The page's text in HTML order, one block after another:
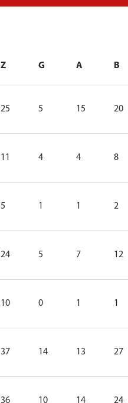
Z G A B
25 5 15 20
11 4 4 8
5 1 1 2
24 5 7 12
10 0 1 1
37 14 13 27
36 10 14 24